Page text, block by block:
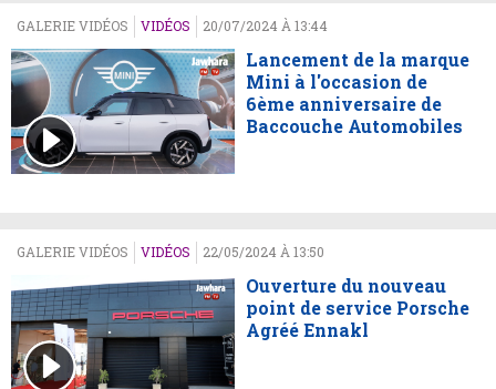
GALERIE VIDÉOS VIDÉOS 20/07/2024 À 13:44
Lancement de la marque
Mini à l'occasion de
6ème anniversaire de
Baccouche Automobiles
GALERIE VIDÉOS VIDÉOS 22/05/2024 À 13:50
Ouverture du nouveau
point de service Porsche
Agréé Ennakl